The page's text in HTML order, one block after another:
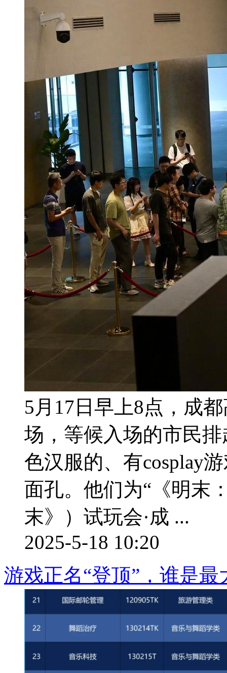
5月17日早上8点，成
场，等候入场的市民
色汉服的、有cosplay
面孔。他们为“《明末
末》）试玩会·成 ...
2025-5-18 10:20
游戏正名“登顶”，谁是最